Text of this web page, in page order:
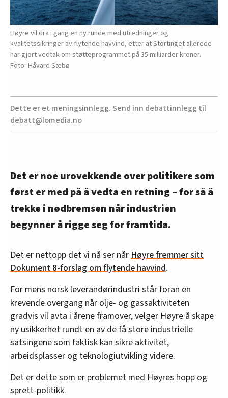
Høyre vil dra i gang en ny runde med utredninger og
kvalitetssikringer av flytende havvind, etter at Stortinget allerede
har gjort vedtak om støtteprogrammet på 35 milliarder kroner.
Håvard Sæbø
Dette er et meningsinnlegg. Send inn debattinnlegg til
debatt@lomedia.no
Det er noe urovekkende over politikere som
først er med på å vedta en retning – for så å
trekke i nødbremsen når industrien
begynner å rigge seg for framtida.
Det er nettopp det vi nå ser nårHøyre fremmer sitt
Dokument 8-forslag om flytende havvind.
For mens norsk leverandørindustri står foran en
krevende overgang når olje- og gassaktiviteten
gradvis vil avta i årene framover, velger Høyre å skape
ny usikkerhet rundt en av de få store industrielle
satsingene som faktisk kan sikre aktivitet,
arbeidsplasser og teknologiutvikling videre.
Det er dette som er problemet med Høyres hopp og
sprett-politikk.